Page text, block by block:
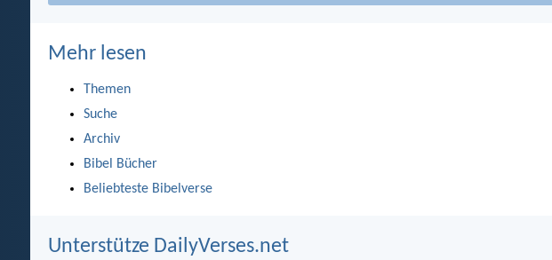
Mehr lesen
Themen
Suche
Archiv
Bibel Bücher
Beliebteste Bibelverse
Unterstütze DailyVerses.net